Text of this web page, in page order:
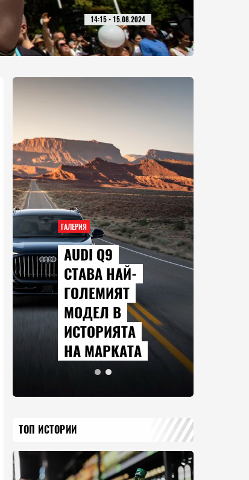
14:15 - 15.08.2024
ГАЛЕРИЯ
AUDI Q9
СТАВА НАЙ-
ГОЛЕМИЯТ
МОДЕЛ В
ИСТОРИЯТА
НА МАРКАТА
ТОП ИСТОРИИ